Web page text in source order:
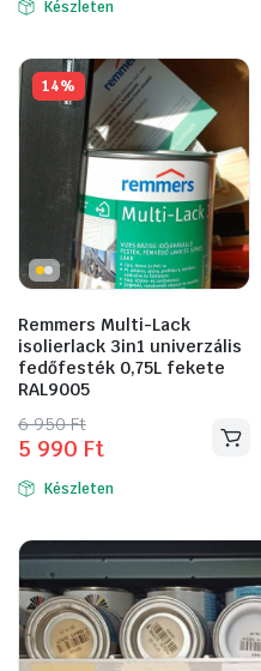
Készleten
14%
Remmers Multi-Lack
isolierlack 3in1 univerzális
fedőfesték 0,75L fekete
RAL9005
6 950Ft
Original
price
was:
950 Ft.
5 990 Ft
Current
price
is:
990 Ft.
Készleten